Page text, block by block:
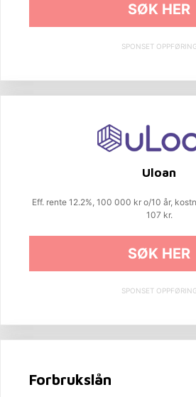
SØK HER
SPONSET
Uloan
Eff. rente 12.2%, 100 000 kr o/10 år,
107 kr.
SØK HER
SPONSET
Forbrukslån